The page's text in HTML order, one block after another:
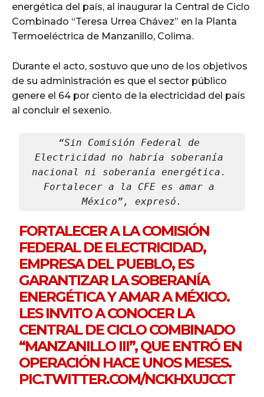
energética del país, al inaugurar la Central de Ciclo
Combinado “Teresa Urrea Chávez” en la Planta
Termoeléctrica de Manzanillo, Colima.
Durante el acto, sostuvo que uno de los objetivos
de su administración es que el sector público
genere el 64 por ciento de la electricidad del país
al concluir el sexenio.
“Sin Comisión Federal de
Electricidad no habría soberanía
nacional ni soberanía energética.
Fortalecer a la CFE es amar a
México”, expresó.
FORTALECER A LA COMISIÓN
FEDERAL DE ELECTRICIDAD,
EMPRESA DEL PUEBLO, ES
GARANTIZAR LA SOBERANÍA
ENERGÉTICA Y AMAR A MÉXICO.
LES INVITO A CONOCER LA
CENTRAL DE CICLO COMBINADO
“MANZANILLO III”, QUE ENTRÓ EN
OPERACIÓN HACE UNOS MESES.
PIC.TWITTER.COM/NCKHXUJCCT